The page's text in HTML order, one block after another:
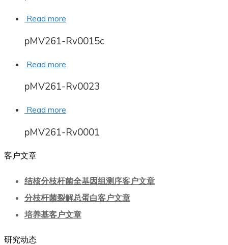
Read more
pMV261-Rv0015c
Read more
pMV261-Rv0023
Read more
pMV261-Rv0001
客户文章
结核分枝杆菌全基因组测序客户文章
分枝杆菌裂解总蛋白客户文章
培养基客户文章
研究动态